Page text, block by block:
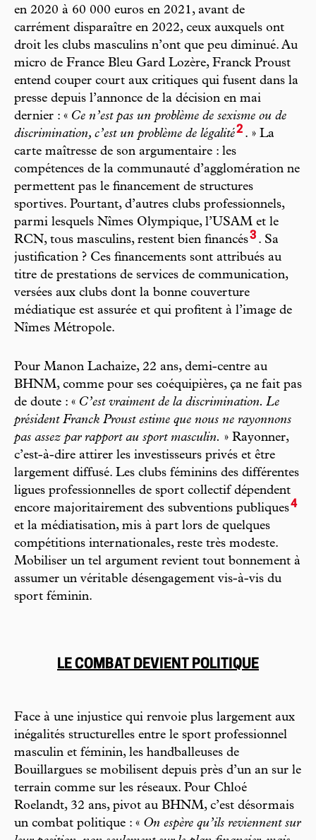
en 2020 à 60 000 euros en 2021, avant de
carrément disparaître en 2022, ceux auxquels ont
droit les clubs masculins n’ont que peu diminué. Au
micro de France Bleu Gard Lozère, Franck Proust
entend couper court aux critiques qui fusent dans la
presse depuis l’annonce de la décision en mai
dernier : « Ce n’est pas un problème de sexisme ou de
discrimination, c’est un problème de légalité2 . » La
carte maîtresse de son argumentaire : les
compétences de la communauté d’agglomération ne
permettent pas le financement de structures
sportives. Pourtant, d’autres clubs professionnels,
parmi lesquels Nîmes Olympique, l’USAM et le
RCN, tous masculins, restent bien financés3 . Sa
justification ? Ces financements sont attribués au
titre de prestations de services de communication,
versées aux clubs dont la bonne couverture
médiatique est assurée et qui profitent à l’image de
Nîmes Métropole.
Pour Manon Lachaize, 22 ans, demi-centre au
BHNM, comme pour ses coéquipières, ça ne fait pas
de doute : « C’est vraiment de la discrimination. Le
président Franck Proust estime que nous ne rayonnons
pas assez par rapport au sport masculin. » Rayonner,
c’est-à-dire attirer les investisseurs privés et être
largement diffusé. Les clubs féminins des différentes
ligues professionnelles de sport collectif dépendent
encore majoritairement des subventions publiques4
et la médiatisation, mis à part lors de quelques
compétitions internationales, reste très modeste.
Mobiliser un tel argument revient tout bonnement à
assumer un véritable désengagement vis-à-vis du
sport féminin.
LE COMBAT DEVIENT POLITIQUE
Face à une injustice qui renvoie plus largement aux
inégalités structurelles entre le sport professionnel
masculin et féminin, les handballeuses de
Bouillargues se mobilisent depuis près d’un an sur le
terrain comme sur les réseaux. Pour Chloé
Roelandt, 32 ans, pivot au BHNM, c’est désormais
un combat politique : « On espère qu’ils reviennent sur